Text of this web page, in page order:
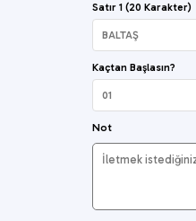
Satır 1 (20 Karakter)
Kaçtan Başlasın?
Not